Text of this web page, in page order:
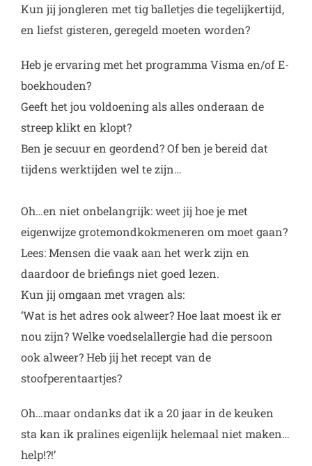
Kun jij jongleren met tig balletjes die tegelijkertijd,
en liefst gisteren, geregeld moeten worden?
Heb je ervaring met het programma Visma en/of E-
boekhouden?
Geeft het jou voldoening als alles onderaan de
streep klikt en klopt?
Ben je secuur en geordend? Of ben je bereid dat
tijdens werktijden wel te zijn…
Oh…en niet onbelangrijk: weet jij hoe je met
eigenwijze grotemondkokmeneren om moet gaan?
Lees: Mensen die vaak aan het werk zijn en
daardoor de briefings niet goed lezen.
Kun jij omgaan met vragen als:
‘Wat is het adres ook alweer? Hoe laat moest ik er
nou zijn? Welke voedselallergie had die persoon
ook alweer? Heb jij het recept van de
stoofperentaartjes?
Oh…maar ondanks dat ik a 20 jaar in de keuken
sta kan ik pralines eigenlijk helemaal niet maken…
help!?!’